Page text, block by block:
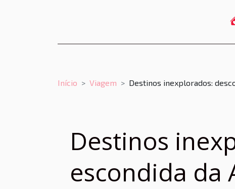
Início Viagem Destinos inexplorados:
Destinos
escondida da